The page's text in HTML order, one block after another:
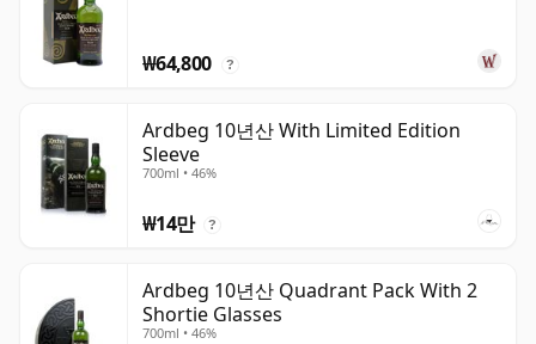
₩64,800 ?
Ardbeg 10년산 With Limited Edition
Sleeve
700ml • 46%
₩14만 ?
Ardbeg 10년산 Quadrant Pack With 2
Shortie Glasses
700ml • 46%